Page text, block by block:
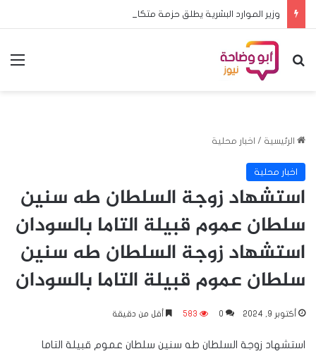
بحث عن
الرئيسية / اخبار محلية
اخبار محلية
استشهاد زوجة السلطان طه سنين
سلطان عموم قبيلة التاما بالسودان
استشهاد زوجة السلطان طه سنين
سلطان عموم قبيلة التاما بالسودان
أكتوبر 9, 2024 0
583 أقل من دقيقة
استشهاد زوجة السلطان طه سنين سلطان عموم قبيلة التاما